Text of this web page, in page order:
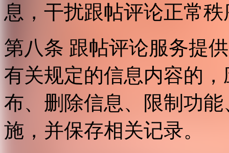
息，干扰跟帖评论正常
第八条 跟帖评论服务提
有关规定的信息内容的
布、删除信息、限制功
施，并保存相关记录。